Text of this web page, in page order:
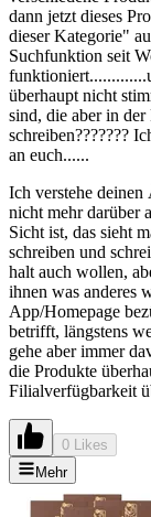
dann jetzt dieses
dieser Kategorie"
Suchfunktion seit
überhaupt nicht
sind, die aber in
schreiben???????
an euch......
Ich verstehe
nicht mehr darüber
Sicht ist, das sieht
schreiben und
halt auch wollen,
ihnen was anderes
App/Homepage
betrifft, längstens
gehe aber immer
die Produkte
Filialverfügbarkeit
0 Likes
Mehr